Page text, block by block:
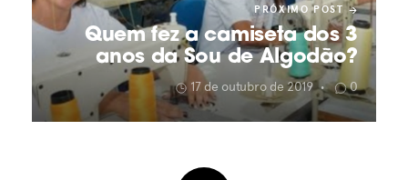
PRÓXIMO POST
Quem fez a camiseta dos 3
anos da Sou de Algodão?
17 de outubro de 2019 • 0